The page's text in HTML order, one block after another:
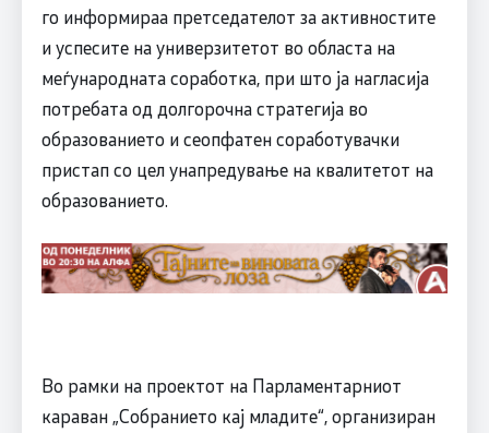
го информираа претседателот за активностите
и успесите на универзитетот во областа на
меѓународната соработка, при што ја нагласија
потребата од долгорочна стратегија во
образованието и сеопфатен соработувачки
пристап со цел унапредување на квалитетот на
образованието.
Во рамки на проектот на Парламентарниот
караван „Собранието кај младите“, организиран